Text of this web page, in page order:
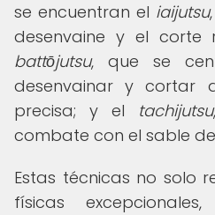
se encuentran el iaijutsu
desenvaine y el corte
battōjutsu, que se
desenvainar y cortar
precisa; y el tachijutsu
combate con el sable
Estas técnicas no solo
físicas